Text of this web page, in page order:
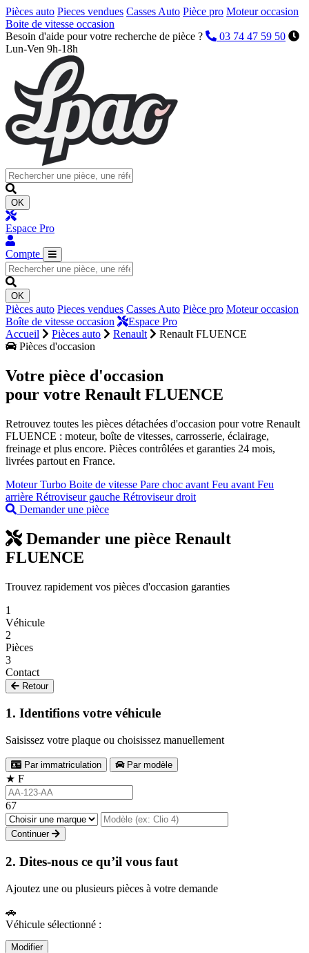
Pièces auto Pieces vendues Casses Auto Pièce pro Moteur occasion
Boite de vitesse occasion
Besoin d'aide pour votre recherche de pièce ?
03 74 47 59 50
Lun-Ven 9h-18h
OK
Espace Pro
Compte
OK
Pièces auto Pieces vendues Casses Auto Pièce pro Moteur occasion
Boîte de vitesse occasion
Espace Pro
Accueil
Pièces auto Renault
Renault FLUENCE
Pièces d'occasion
Votre pièce d'occasion
pour votre Renault FLUENCE
Retrouvez toutes les pièces détachées d'occasion pour votre Renault
FLUENCE : moteur, boîte de vitesses, carrosserie, éclairage,
freinage et plus encore. Pièces contrôlées et garanties 24 mois,
livrées partout en France.
MoteurTurbo Boite de vitesse Pare choc avant Feu avant Feu
arrière Rétroviseur gauche Rétroviseur droit
Demander une pièce
Demander une pièce Renault
FLUENCE
Trouvez rapidement vos pièces d'occasion garanties
1
Véhicule
2
Pièces
3
Contact
Retour
1. Identifions votre véhicule
Saisissez votre plaque ou choisissez manuellement
Par immatriculation Par modèle
★ F
67
Continuer
2. Dites-nous ce qu’il vous faut
Ajoutez une ou plusieurs pièces à votre demande
🚗
Véhicule sélectionné :
Modifier